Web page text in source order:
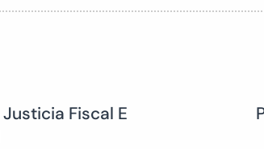
Fiscal E